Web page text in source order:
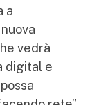
a
vedrà
digital e